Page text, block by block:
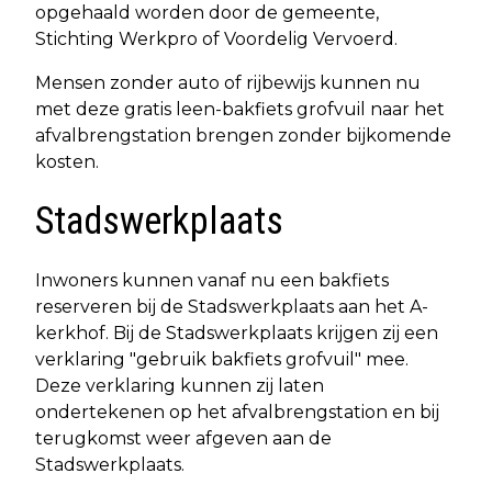
opgehaald worden door de gemeente,
Stichting Werkpro of Voordelig Vervoerd.
Mensen zonder auto of rijbewijs kunnen nu
met deze gratis leen-bakfiets grofvuil naar het
afvalbrengstation brengen zonder bijkomende
kosten.
Stadswerkplaats
Inwoners kunnen vanaf nu een bakfiets
reserveren bij de Stadswerkplaats aan het A-
kerkhof. Bij de Stadswerkplaats krijgen zij een
verklaring "gebruik bakfiets grofvuil" mee.
Deze verklaring kunnen zij laten
ondertekenen op het afvalbrengstation en bij
terugkomst weer afgeven aan de
Stadswerkplaats.